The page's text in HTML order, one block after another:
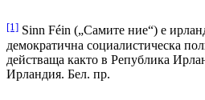
[1] Sinn Féin („Самите ние“) е
демократична социалистическа
действаща както в Република
Ирландия. Бел. пр.